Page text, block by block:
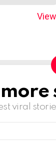
viral